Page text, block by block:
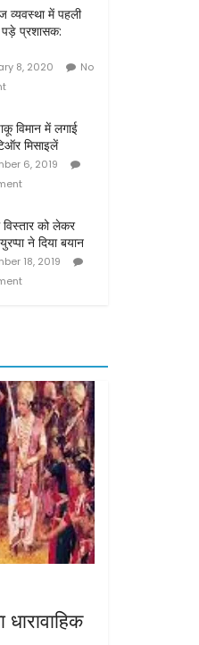
व्यवस्था में पहली
पड़े प्रशासक:
8, 2020
No
विमान में लगाई
मिसाइलें
6, 2019
को लेकर
ने दिया बयान
18, 2019
धारावाहिक